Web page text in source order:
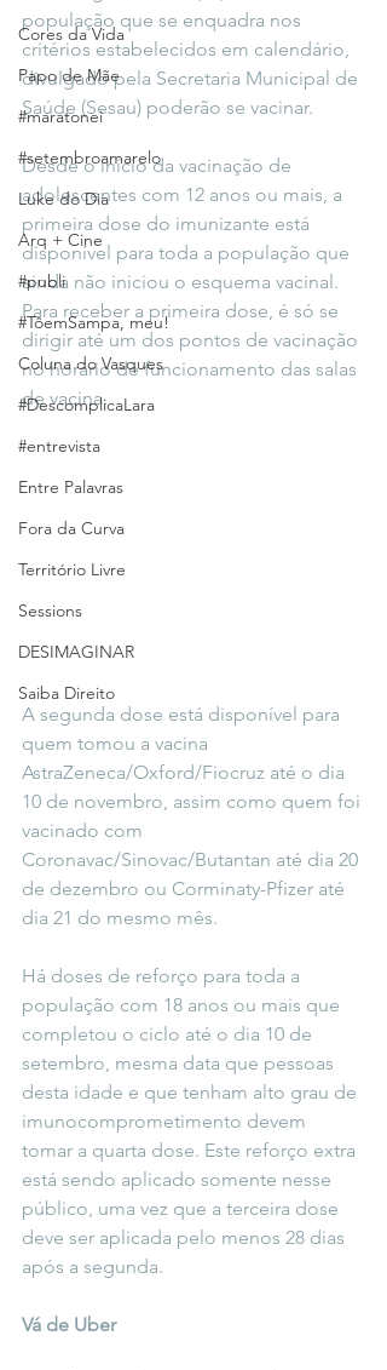
Cores da Vida
Papo de Mãe
#maratonei
#setembroamarelo
Luke do Dia
Arq + Cine
#publi
#TôemSampa, meu!
Coluna do Vasques
#DescomplicaLara
#entrevista
Entre Palavras
Fora da Curva
Território Livre
Sessions
DESIMAGINAR
Saiba Direito
população que se enquadra nos
critérios estabelecidos em calendário,
divulgado pela Secretaria Municipal de
Saúde (Sesau) poderão se vacinar.
Desde o início da vacinação de
adolescentes com 12 anos ou mais, a
primeira dose do imunizante está
disponível para toda a população que
ainda não iniciou o esquema vacinal.
Para receber a primeira dose, é só se
dirigir até um dos pontos de vacinação
no horário de funcionamento das salas
de vacina.
A segunda dose está disponível para
quem tomou a vacina
AstraZeneca/Oxford/Fiocruz até o dia
10 de novembro, assim como quem foi
vacinado com
Coronavac/Sinovac/Butantan até dia 20
de dezembro ou Corminaty-Pfizer até
dia 21 do mesmo mês.
Há doses de reforço para toda a
população com 18 anos ou mais que
completou o ciclo até o dia 10 de
setembro, mesma data que pessoas
desta idade e que tenham alto grau de
imunocomprometimento devem
tomar a quarta dose. Este reforço extra
está sendo aplicado somente nesse
público, uma vez que a terceira dose
deve ser aplicada pelo menos 28 dias
após a segunda.
Vá de Uber